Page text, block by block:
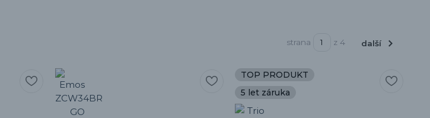
strana z 4 další
TOP PRODUKT
5 let záruka